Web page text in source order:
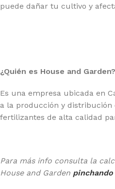
puede dañar tu cultivo y
¿Quién es House and Garden?
Es una empresa ubicada en
a la producción y distribución
fertilizantes de alta calidad
Para más info consulta la
House and Garden pinchando